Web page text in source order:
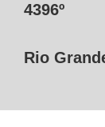
4396º
Rio